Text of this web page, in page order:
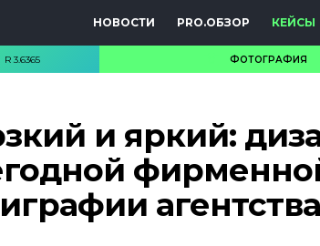
НОВОСТИ PRO.ОБЗОР КЕЙСЫ
R3.6365 ФОТОГРАФИЯ
и яркий: